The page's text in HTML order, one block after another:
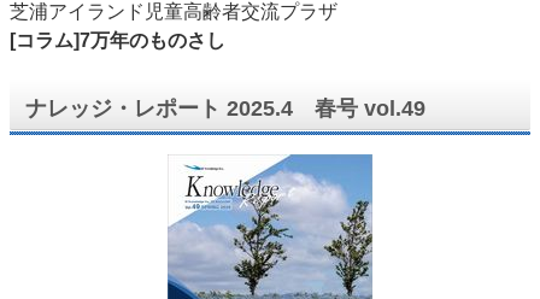
芝浦アイランド児童高齢者交流プラザ
[コラム]7万年のものさし
ナレッジ・レポート 2025.4 春号 vol.49